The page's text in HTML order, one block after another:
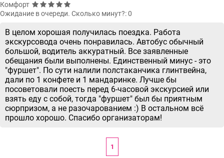
Комфорт
Ожидание в очереди. Сколько минут?: 0
В целом хорошая получилась поездка. Работа
экскурсовода очень понравилась. Автобус обычный
большой, водитель аккуратный. Все заявленные
обещания были выполнены. Единственный минус - это
"фуршет". По сути налили полстаканчика глинтвейна,
дали по 1 конфете и 1 мандаринке. Лучше бы
посоветовали поесть перед 6-часовой экскурсией или
взять еду с собой, тогда "фуршет" был бы приятным
сюрпризом, а не разочарованием :) В остальном всё
прошло хорошо. Спасибо организаторам!
1